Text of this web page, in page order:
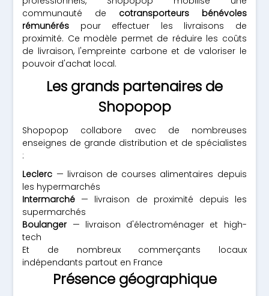
communauté de cotransporteurs bénévoles
rémunérés pour effectuer les livraisons de
proximité. Ce modèle permet de réduire les coûts
de livraison, l'empreinte carbone et de valoriser le
pouvoir d'achat local.
Les grands partenaires de
Shopopop
Shopopop collabore avec de nombreuses
enseignes de grande distribution et de spécialistes
:
Leclerc — livraison de courses alimentaires depuis
les hypermarchés
Intermarché — livraison de proximité depuis les
supermarchés
Boulanger— livraison d'électroménager et high-
tech
Et de nombreux commerçants locaux
indépendants partout en France
Présence géographique